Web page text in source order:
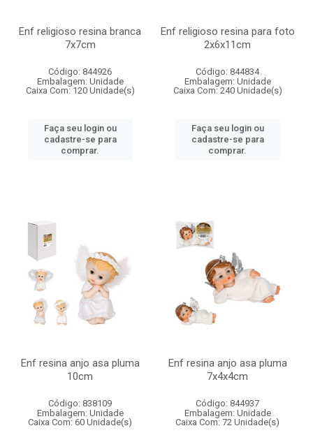
Enf religioso resina branca
7x7cm
Código: 844926
Embalagem: Unidade
Caixa Com: 120 Unidade(s)
Faça seu login ou
cadastre-se para
comprar.
Enf religioso resina para foto
2x6x11cm
Código: 844834
Embalagem: Unidade
Caixa Com: 240 Unidade(s)
Faça seu login ou
cadastre-se para
comprar.
Enf resina anjo asa pluma
10cm
Código: 838109
Embalagem: Unidade
Caixa Com: 60 Unidade(s)
Enf resina anjo asa pluma
7x4x4cm
Código: 844937
Embalagem: Unidade
Caixa Com: 72 Unidade(s)